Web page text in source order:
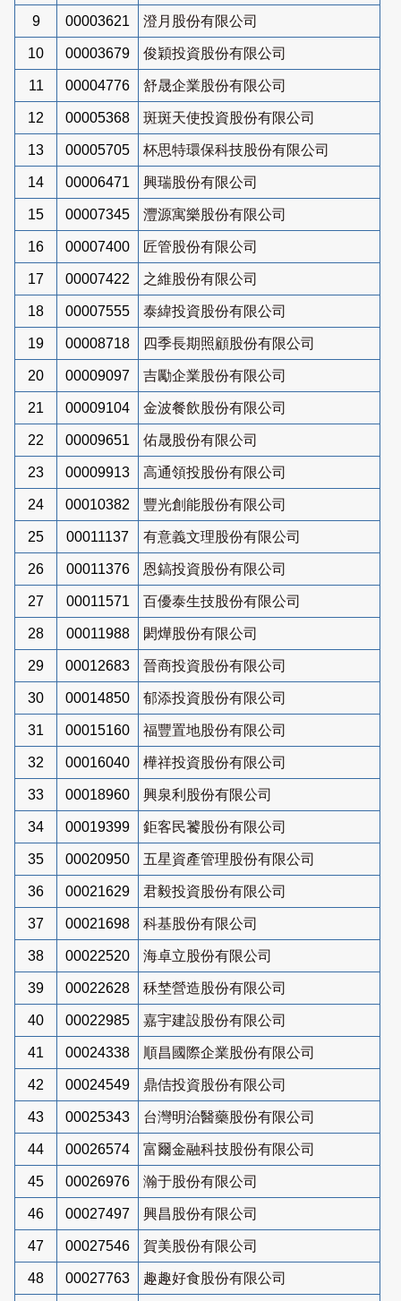
9 00003621 澄月股份有限公司
10 00003679 俊穎投資股份有限公司
11 00004776 舒晟企業股份有限公司
12 00005368 斑斑天使投資股份有限公司
13 00005705 杯思特環保科技股份有限公司
14 00006471 興瑞股份有限公司
15 00007345 灃源寓樂股份有限公司
16 00007400 匠管股份有限公司
17 00007422 之維股份有限公司
18 00007555 泰緯投資股份有限公司
19 00008718 四季長期照顧股份有限公司
20 00009097 吉勵企業股份有限公司
21 00009104 金波餐飲股份有限公司
22 00009651 佑晟股份有限公司
23 00009913 高通領投股份有限公司
24 00010382 豐光創能股份有限公司
25 00011137 有意義文理股份有限公司
26 00011376 恩鎬投資股份有限公司
27 00011571 百優泰生技股份有限公司
28 00011988 閎燁股份有限公司
29 00012683 晉商投資股份有限公司
30 00014850 郁添投資股份有限公司
31 00015160 福豐置地股份有限公司
32 00016040 樺祥投資股份有限公司
33 00018960 興泉利股份有限公司
34 00019399 鉅客民饕股份有限公司
35 00020950 五星資產管理股份有限公司
36 00021629 君毅投資股份有限公司
37 00021698 科基股份有限公司
38 00022520 海卓立股份有限公司
39 00022628 秝埜營造股份有限公司
40 00022985 嘉宇建設股份有限公司
41 00024338 順昌國際企業股份有限公司
42 00024549 鼎佶投資股份有限公司
43 00025343 台灣明治醫藥股份有限公司
44 00026574 富爾金融科技股份有限公司
45 00026976 瀚于股份有限公司
46 00027497 興昌股份有限公司
47 00027546 賀美股份有限公司
48 00027763 趣趣好食股份有限公司